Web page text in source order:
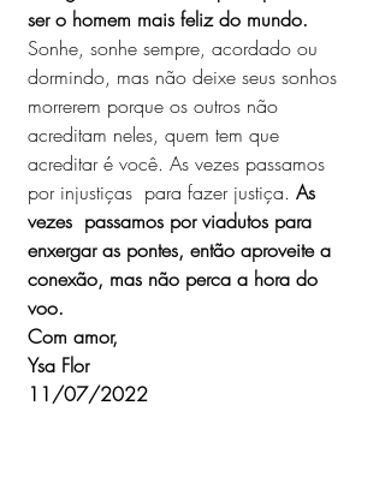
ser o homem mais feliz do mundo.
Sonhe, sonhe sempre, acordado ou
dormindo, mas não deixe seus sonhos
morrerem porque os outros não
acreditam neles, quem tem que
acreditar é você. As vezes passamos
por injustiças  para fazer justiça. As
vezes  passamos por viadutos para
enxergar as pontes, então aproveite a
conexão, mas não perca a hora do
voo.
Com amor,
Ysa Flor
11/07/2022